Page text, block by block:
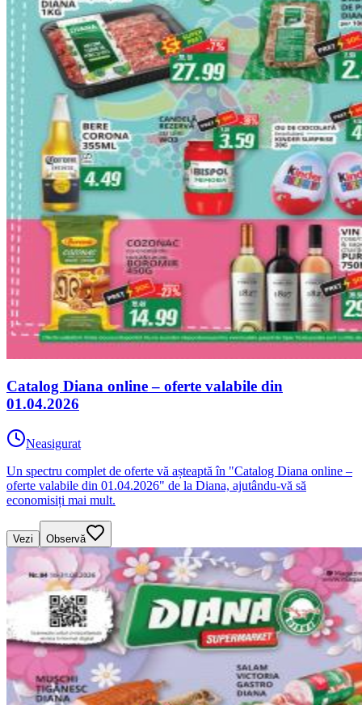
Catalog Diana online – oferte valabile din
01.04.2026
Neasigurat
Un spectru complet de oferte vă așteaptă în "Catalog Diana online –
oferte valabile din 01.04.2026" de la Diana, ajutându-vă să
economisiți mai mult.
Vezi Observă